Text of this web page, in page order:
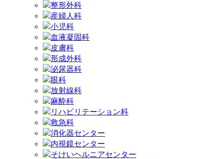
整形外科
産婦人科
小児科
血液凝固科
皮膚科
形成外科
泌尿器科
眼科
放射線科
麻酔科
リハビリテーション科
救急科
消化器センター
内視鏡センター
そけいヘルニアセンター